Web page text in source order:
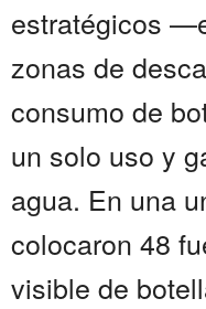
estratégicos
zonas de
consumo de
un solo uso y
agua. En una
colocaron 48
visible de